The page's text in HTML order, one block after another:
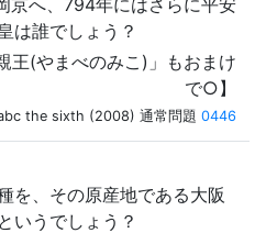
京へ、794年にはさらに平安
は誰でしょう？
王(やまべのみこ)」もおまけ
で○】
the sixth (2008) 通常問題 0446
を、その原産地である大阪
いうでしょう？